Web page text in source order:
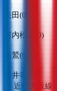
矢田(0
河内松原 0)
高鷲(0
藤井寺
近鉄大阪線